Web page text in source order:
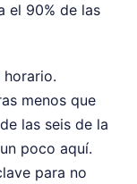
el 90% de las
menos que
las seis de la
poco aquí.
para no